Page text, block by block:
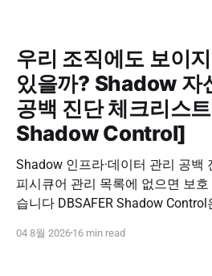
우리 조직에도 보이
있을까? Shadow 자
공백 진단 체크리스
Shadow Control]
Shadow 인프라·데이터 관리 공백
피시큐어 관리 목록에 없으면 보호 정책도 적용하기 어렵
습니다 DBSAFER Shadow Control은 내부 인프라와 데이
나의 보안 운영 흐름으로 제공합니다. DBSAFER
04 8월 2026 16 min read